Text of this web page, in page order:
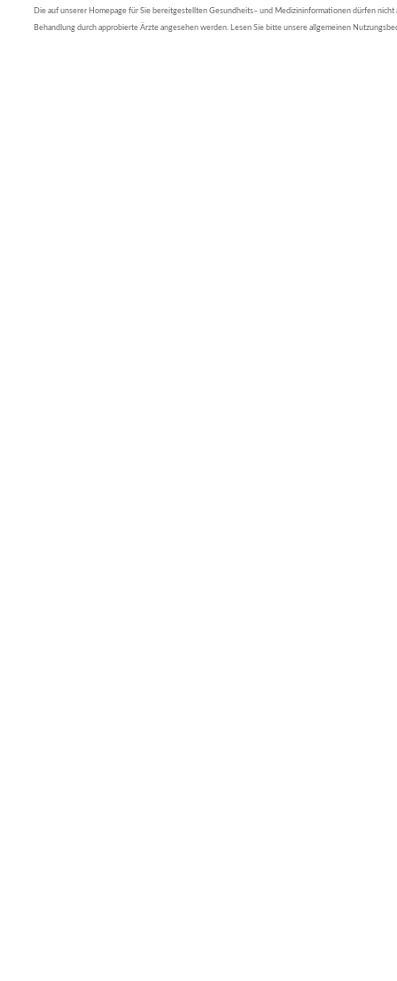
Die auf unserer Homepage für Sie bereitgestellten Gesundheits– und Medizininformationen dürfen nicht
Behandlung durch approbierte Ärzte angesehen werden. Lesen Sie bitte unsere allgemeinen